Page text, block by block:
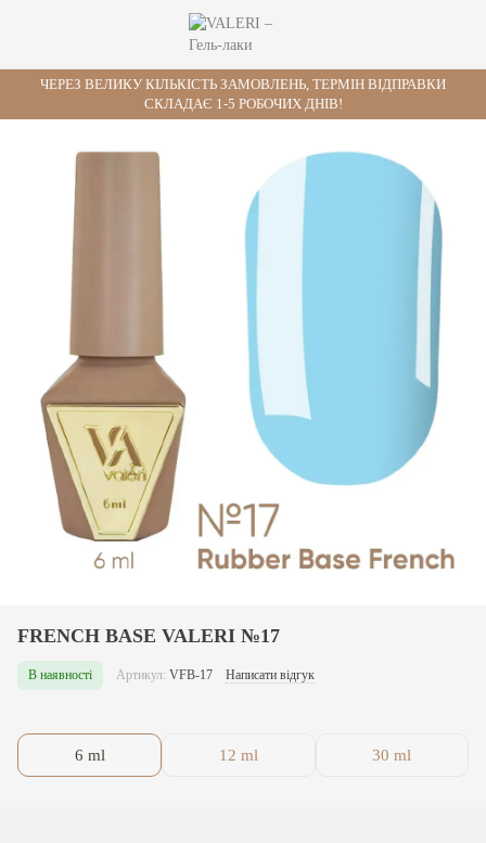
ЧЕРЕЗ ВЕЛИКУ КІЛЬКІСТЬ ЗАМОВЛЕНЬ, ТЕРМІН ВІДПРАВКИ
СКЛАДАЄ 1-5 РОБОЧИХ ДНІВ!
FRENCH BASE VALERI №17
В наявності Артикул: VFB-17 Написати відгук
6 ml 12 ml 30 ml